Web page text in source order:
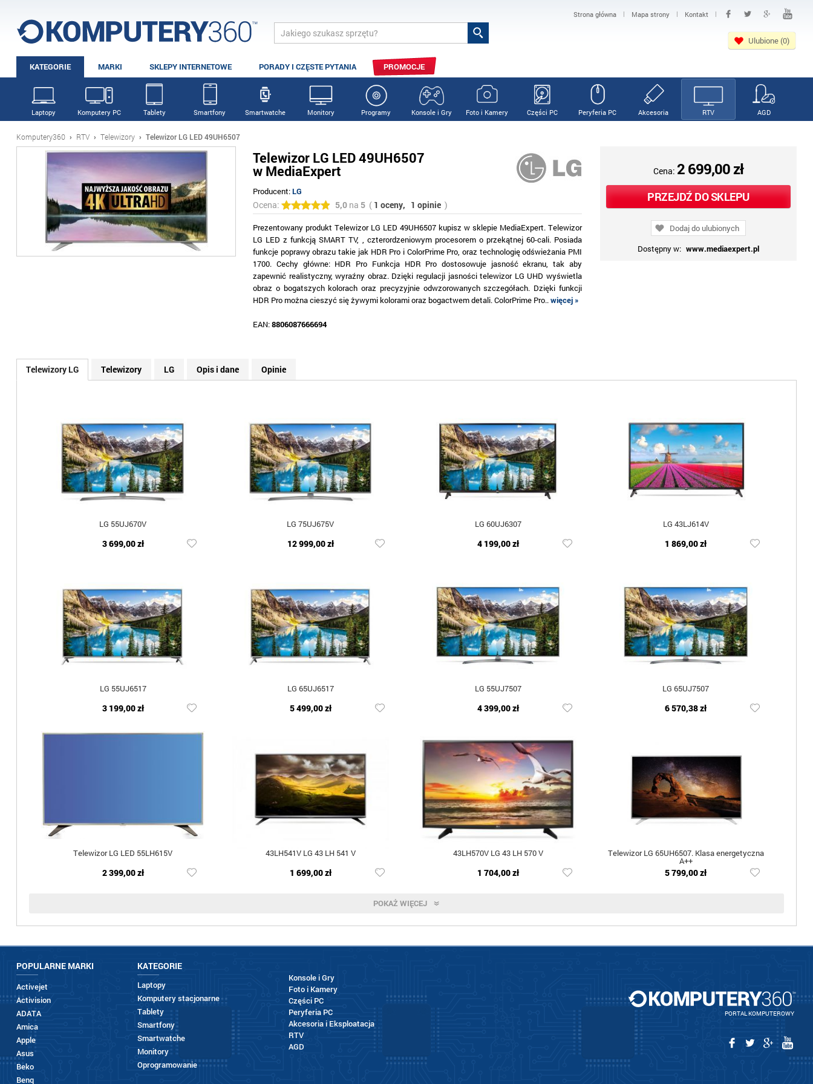
Strona główna | Mapa strony | Kontakt |
Ulubione (0)
KATEGORIE MARKI SKLEPY INTERNETOWE PORADY I CZĘSTE PYTANIA PROMOCJE
Laptopy Komputery PC Tablety Smartfony Smartwatche Monitory Programy Konsole i Gry Foto i Kamery Części PC Peryferia PC Akcesoria RTV AGD
Komputery360 › RTV › Telewizory › Telewizor LG LED 49UH6507
Telewizor LG LED 49UH6507
w MediaExpert
Producent:LG
Ocena: 5,0 na 5 ( 1 oceny, 1 opinie )
Prezentowany produkt Telewizor LG LED 49UH6507 kupisz w sklepie MediaExpert. Telewizor
LG LED z funkcją SMART TV, , czterordzeniowym procesorem o przekątnej 60-cali. Posiada
funkcje poprawy obrazu takie jak HDR Pro i ColorPrime Pro, oraz technologię odświeżania PMI
1700. Cechy główne: HDR Pro Funkcja HDR Pro dostosowuje jasność ekranu, tak aby
zapewnić realistyczny, wyraźny obraz. Dzięki regulacji jasności telewizor LG UHD wyświetla
obraz o bogatszych kolorach oraz precyzyjnie odwzorowanych szczegółach. Dzięki funkcji
HDR Pro można cieszyć się żywymi kolorami oraz bogactwem detali. ColorPrime Pro..więcej »
EAN:8806087666694
Cena: 2 699,00 zł
PRZEJDŹ DO SKLEPU
Dodaj do ulubionych
Dostępny w: www.mediaexpert.pl
Telewizory LG Telewizory LG Opis i dane Opinie
LG 55UJ670V
3 699,00 zł
LG 75UJ675V
12 999,00 zł
LG 60UJ6307
4 199,00 zł
LG 43LJ614V
1 869,00 zł
LG 55UJ6517
3 199,00 zł
LG 65UJ6517
5 499,00 zł
LG 55UJ7507
4 399,00 zł
LG 65UJ7507
6 570,38 zł
Telewizor LG LED 55LH615V
2 399,00 zł
43LH541V LG 43 LH 541 V
1 699,00 zł
43LH570V LG 43 LH 570 V
1 704,00 zł
Telewizor LG 65UH6507. Klasa energetyczna
A++
5 799,00 zł
POKAŻ WIĘCEJ
POPULARNE MARKI
Activejet
Activision
ADATA
Amica
Apple
Asus
Beko
Benq
KATEGORIE
Laptopy
Komputery stacjonarne
Tablety
Smartfony
Smartwatche
Monitory
Oprogramowanie
Konsole i Gry
Foto i Kamery
Części PC
Peryferia PC
Akcesoria i Eksploatacja
RTV
AGD
PORTAL KOMPUTEROWY